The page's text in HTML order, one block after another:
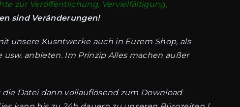
zur Veröffentlichung, Vervielfältigung,
sind Veränderungen!
unsere Kusntwerke auch in Eurem Shop, als
usw. anbieten. Im Prinzip Alles machen außer
Datei dann vollauflösend zum Download